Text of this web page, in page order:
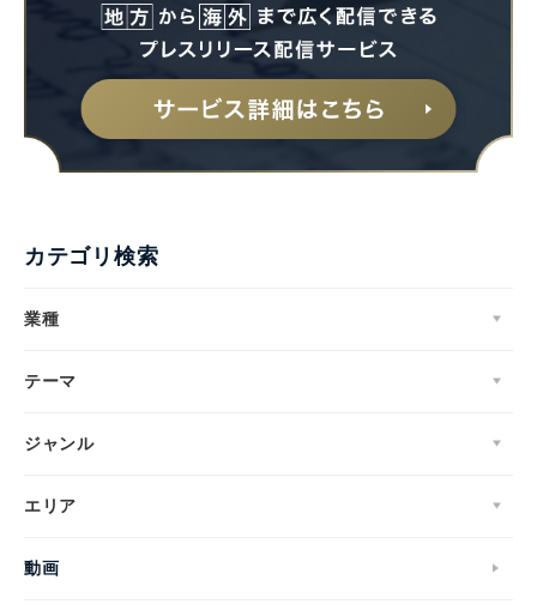
カテゴリ検索
業種
テーマ
ジャンル
エリア
動画
English